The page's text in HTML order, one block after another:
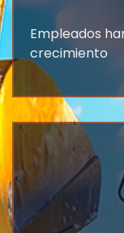
Empleados
crecimiento